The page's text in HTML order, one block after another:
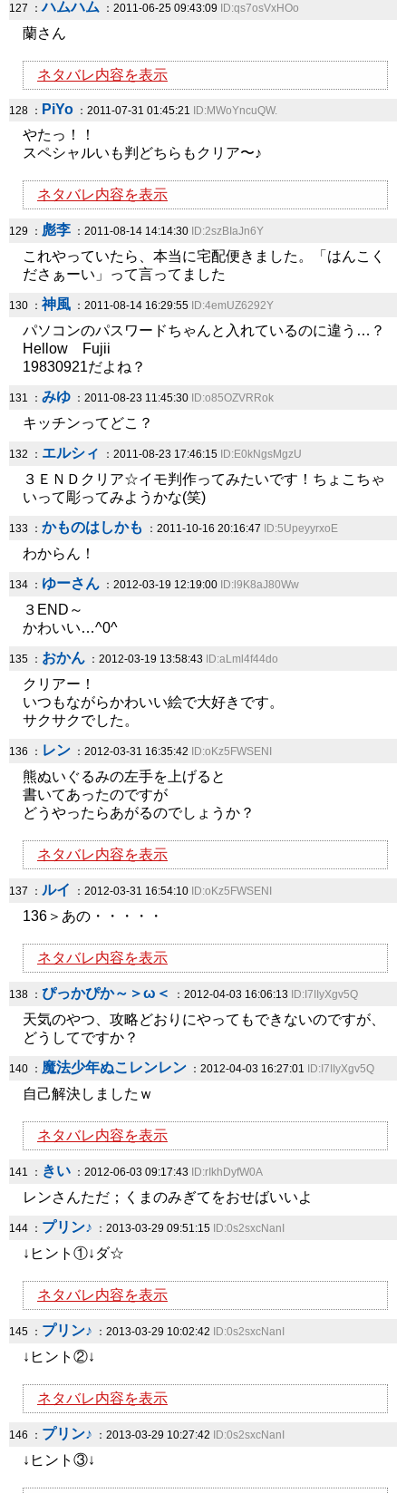
127 ：ハムハム ：2011-06-25 09:43:09 ID:qs7osVxHOo
蘭さん
ネタバレ内容を表示
128 ： PiYo ：2011-07-31 01:45:21 ID:MWoYncuQW.
やたっ！！
スペシャルいも判どちらもクリア〜♪
ネタバレ内容を表示
129 ： 彪李 ：2011-08-14 14:14:30 ID:2szBIaJn6Y
これやっていたら、本当に宅配便きました。「はんこく
ださぁーい」って言ってました
130 ： 神風 ：2011-08-14 16:29:55 ID:4emUZ6292Y
パソコンのパスワードちゃんと入れているのに違う…？
Hellow Fujii
19830921だよね？
131 ： みゆ ：2011-08-23 11:45:30 ID:o85OZVRRok
キッチンってどこ？
132 ： エルシィ ：2011-08-23 17:46:15 ID:E0kNgsMgzU
３ＥＮＤクリア☆イモ判作ってみたいです！ちょこちゃ
いって彫ってみようかな(笑)
133 ： かものはしかも ：2011-10-16 20:16:47 ID:5UpeyyrxoE
わからん！
134 ： ゆーさん ：2012-03-19 12:19:00 ID:l9K8aJ80Ww
３END～
かわいい…^0^
135 ： おかん ：2012-03-19 13:58:43 ID:aLml4f44do
クリアー！
いつもながらかわいい絵で大好きです。
サクサクでした。
136 ： レン ：2012-03-31 16:35:42 ID:oKz5FWSENI
熊ぬいぐるみの左手を上げると
書いてあったのですが
どうやったらあがるのでしょうか？
ネタバレ内容を表示
137 ： ルイ ：2012-03-31 16:54:10 ID:oKz5FWSENI
136＞あの・・・・・
ネタバレ内容を表示
138 ： ぴっかぴか～＞ω＜ ：2012-04-03 16:06:13 ID:I7IIyXgv5Q
天気のやつ、攻略どおりにやってもできないのですが、
どうしてですか？
140 ： 魔法少年ぬこレンレン ：2012-04-03 16:27:01 ID:I7IIyXgv5Q
自己解決しましたｗ
ネタバレ内容を表示
141 ： きい ：2012-06-03 09:17:43 ID:rIkhDyfW0A
レンさんただ；くまのみぎてをおせばいいよ
144 ： プリン♪ ：2013-03-29 09:51:15 ID:0s2sxcNanI
↓ヒント①↓ダ☆
ネタバレ内容を表示
145 ： プリン♪ ：2013-03-29 10:02:42 ID:0s2sxcNanI
↓ヒント②↓
ネタバレ内容を表示
146 ： プリン♪ ：2013-03-29 10:27:42 ID:0s2sxcNanI
↓ヒント③↓